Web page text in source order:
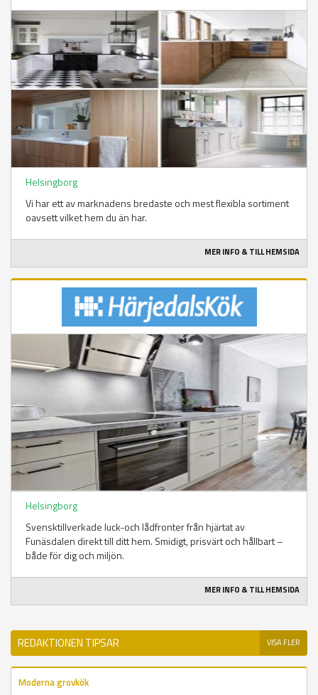
Helsingborg
Vi har ett av marknadens bredaste och mest flexibla sortiment
oavsett vilket hem du än har.
MER INFO & TILL HEMSIDA
Helsingborg
Svensktillverkade luck-och lådfronter från hjärtat av
Funäsdalen direkt till ditt hem. Smidigt, prisvärt och hållbart –
både för dig och miljön.
MER INFO & TILL HEMSIDA
REDAKTIONEN TIPSAR VISA FLER
Moderna grovkök